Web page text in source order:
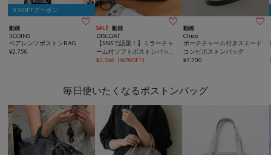
5％OFFクーポン
動画 
3COINS
ペアレンツボストンBAG
¥2,750
SALE 動画 
DISCOAT
【SNSで話題！】ミラーチャ
ーム付ソフトボストンバッグ
《詳細動画あり》
¥3,168 (60%OFF)
動画 
Chico
ポーチチャーム付きスエード
コンビボストンバッグ
¥7,700
毎日使いたくなるボストンバッグ